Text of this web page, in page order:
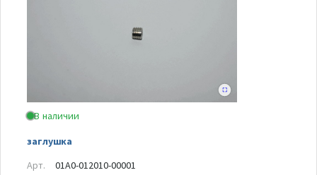
В наличии
заглушка
Арт.
01A0-012010-00001